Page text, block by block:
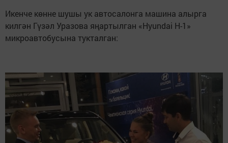
Икенче көнне шушы ук автосалонга машина алырга
килгән Гүзәл Уразова яңартылган «Hyundai H-1»
микроавтобусына тукталган: